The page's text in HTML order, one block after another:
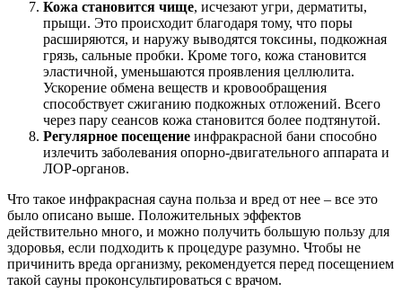
Кожа становится чище, исчезают угри, дерматиты,
прыщи. Это происходит благодаря тому, что поры
расширяются, и наружу выводятся токсины, подкожная
грязь, сальные пробки. Кроме того, кожа становится
эластичной, уменьшаются проявления целлюлита.
Ускорение обмена веществ и кровообращения
способствует сжиганию подкожных отложений. Всего
через пару сеансов кожа становится более подтянутой.
Регулярное посещение инфракрасной бани способно
излечить заболевания опорно-двигательного аппарата и
ЛОР-органов.
Что такое инфракрасная сауна польза и вред от нее – все это
было описано выше. Положительных эффектов
действительно много, и можно получить большую пользу для
здоровья, если подходить к процедуре разумно. Чтобы не
причинить вреда организму, рекомендуется перед посещением
такой сауны проконсультироваться с врачом.